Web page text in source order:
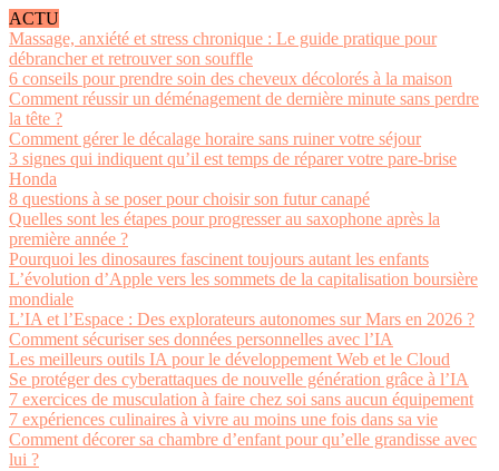
ACTU
Massage, anxiété et stress chronique : Le guide pratique pour
débrancher et retrouver son souffle
6 conseils pour prendre soin des cheveux décolorés à la maison
Comment réussir un déménagement de dernière minute sans perdre
la tête ?
Comment gérer le décalage horaire sans ruiner votre séjour
3 signes qui indiquent qu’il est temps de réparer votre pare-brise
Honda
8 questions à se poser pour choisir son futur canapé
Quelles sont les étapes pour progresser au saxophone après la
première année ?
Pourquoi les dinosaures fascinent toujours autant les enfants
L’évolution d’Apple vers les sommets de la capitalisation boursière
mondiale
L’IA et l’Espace : Des explorateurs autonomes sur Mars en 2026 ?
Comment sécuriser ses données personnelles avec l’IA
Les meilleurs outils IA pour le développement Web et le Cloud
Se protéger des cyberattaques de nouvelle génération grâce à l’IA
7 exercices de musculation à faire chez soi sans aucun équipement
7 expériences culinaires à vivre au moins une fois dans sa vie
Comment décorer sa chambre d’enfant pour qu’elle grandisse avec
lui ?